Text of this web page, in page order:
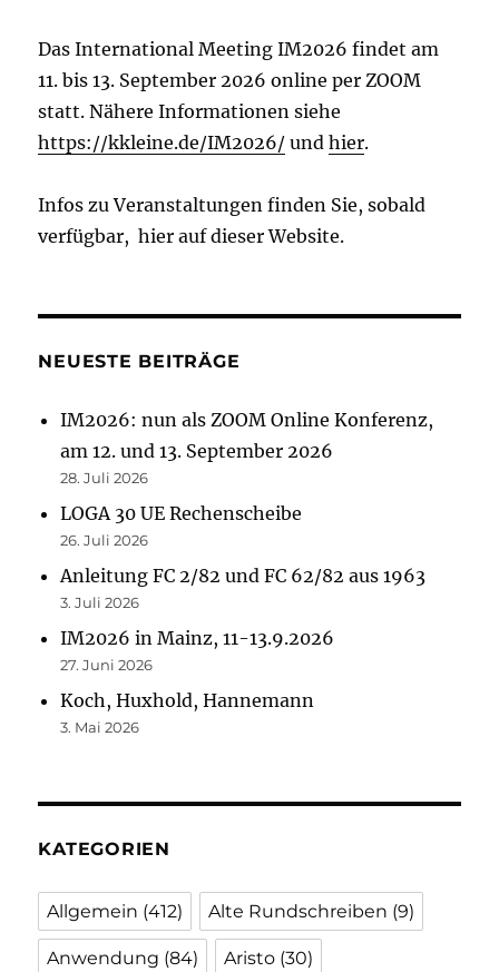
Das International Meeting IM2026 findet am
11. bis 13. September 2026 online per ZOOM
statt. Nähere Informationen siehe
https://kkleine.de/IM2026/ undhier.
Infos zu Veranstaltungen finden Sie, sobald
verfügbar, hier auf dieser Website.
NEUESTE BEITRÄGE
IM2026: nun als ZOOM Online Konferenz,
am 12. und 13. September 2026
28. Juli 2026
LOGA 30 UE Rechenscheibe
26. Juli 2026
Anleitung FC 2/82 und FC 62/82 aus 1963
3. Juli 2026
IM2026 in Mainz, 11-13.9.2026
27. Juni 2026
Koch, Huxhold, Hannemann
3. Mai 2026
KATEGORIEN
Allgemein (412) Alte Rundschreiben (9)
Anwendung (84) Aristo (30)